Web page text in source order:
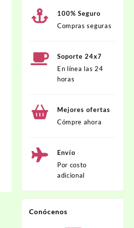
100% Seguro
Compras seguras
Soporte 24x7
En línea las 24
horas
Mejores ofertas
Cómpre ahora
Envío
Por costo
adicional
Conócenos